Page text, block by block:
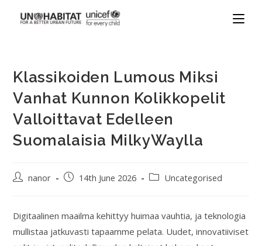
Klassikoiden Lumous Miksi
Vanhat Kunnon Kolikkopelit
Valloittavat Edelleen
Suomalaisia MilkyWaylla
nanor 14th June 2026 Uncategorised
Digitaalinen maailma kehittyy huimaa vauhtia, ja teknologia
mullistaa jatkuvasti tapaamme pelata. Uudet, innovatiiviset